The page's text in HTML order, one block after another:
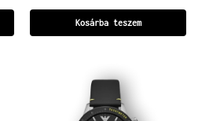
Kosárba teszem